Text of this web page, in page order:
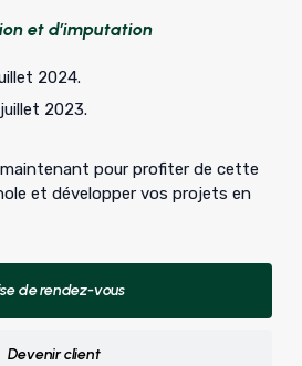
et d’imputation
2024.
2023.
pour profiter de cette
et développer vos projets en
de rendez-vous
Devenir client